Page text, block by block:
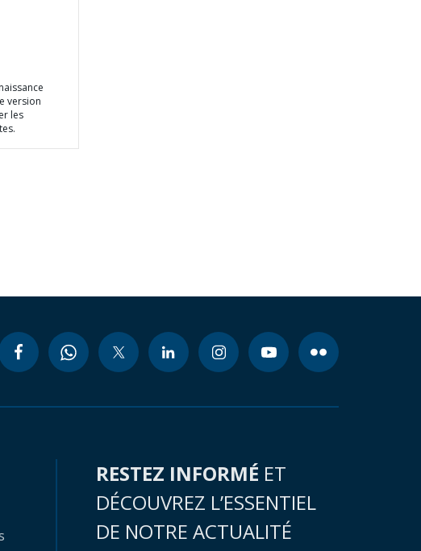
version
les
RESTEZ INFORMÉ ET
DÉCOUVREZ L’ESSENTIEL
DE NOTRE ACTUALITÉ